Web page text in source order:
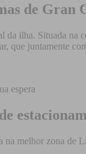
de Gran
da ilha. Situada na
que juntamente
espera
na melhor zona de